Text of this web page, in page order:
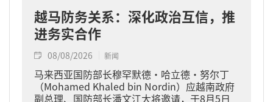
越马防务关系：深化政治互信，推
进务实合作
08/08/2026 新闻
马来西亚国防部长穆罕默德·哈立德·努尔丁
（Mohamed Khaled bin Nordin）应越南政府
副总理、国防部长潘文江大将邀请，于8月5日